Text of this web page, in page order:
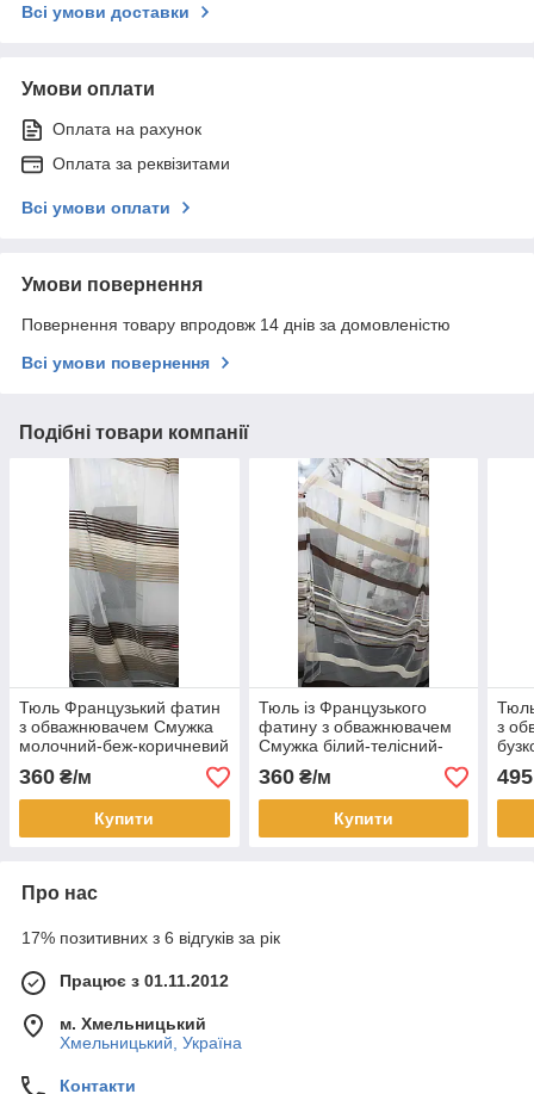
Всі умови доставки
Умови оплати
Оплата на рахунок
Оплата за реквізитами
Всі умови оплати
Умови повернення
Повернення товару впродовж 14 днів за домовленістю
Всі умови повернення
Подібні товари компанії
Тюль Французький фатин
з обважнювачем Смужка
молочний-беж-коричневий
360 ₴/м
Купити
Тюль із Французького
фатину з обважнювачем
Смужка білий-телісний-
коричневий
360₴/м
Купити
з
495
Про нас
17% позитивних з 6 відгуків за рік
Працює з 01.11.2012
м. Хмельницький
Хмельницький, Україна
Контакти